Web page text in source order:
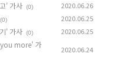
' 가사 (0) 2020.06.26
(0) 2020.06.25
' 가사 (0) 2020.06.25
more' 가
2020.06.24